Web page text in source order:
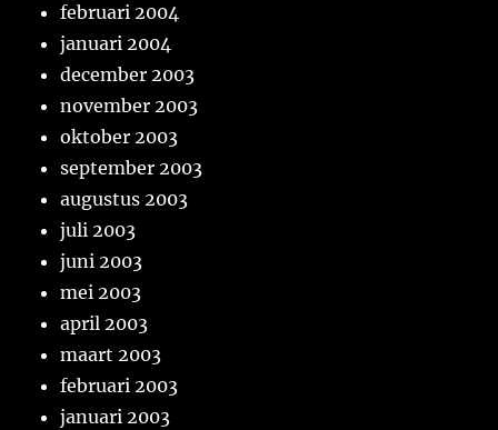
februari 2004
januari 2004
december 2003
november 2003
oktober 2003
september 2003
augustus 2003
juli 2003
juni 2003
mei 2003
april 2003
maart 2003
februari 2003
januari 2003